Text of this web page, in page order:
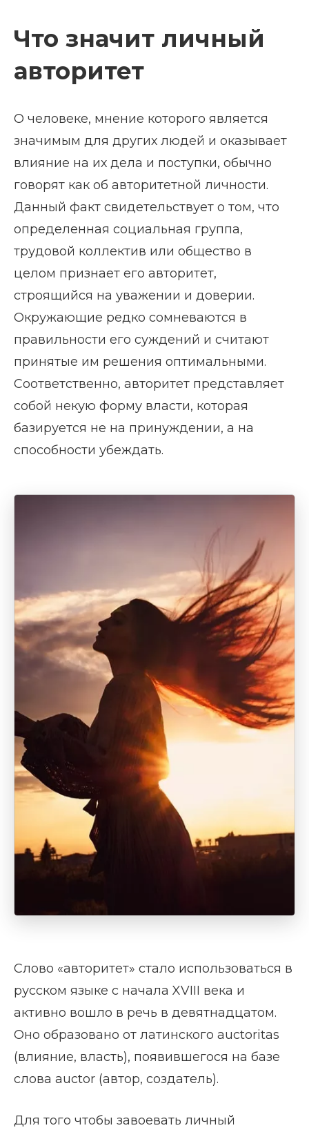
Что значит личный
авторитет
О человеке, мнение которого является
значимым для других людей и оказывает
влияние на их дела и поступки, обычно
говорят как об авторитетной личности.
Данный факт свидетельствует о том, что
определенная социальная группа,
трудовой коллектив или общество в
целом признает его авторитет,
строящийся на уважении и доверии.
Окружающие редко сомневаются в
правильности его суждений и считают
принятые им решения оптимальными.
Соответственно, авторитет представляет
собой некую форму власти, которая
базируется не на принуждении, а на
способности убеждать.
Слово «авторитет» стало использоваться в
русском языке с начала XVIII века и
активно вошло в речь в девятнадцатом.
Оно образовано от латинского auctoritas
(влияние, власть), появившегося на базе
слова auctor (автор, создатель).
Для того чтобы завоевать личный